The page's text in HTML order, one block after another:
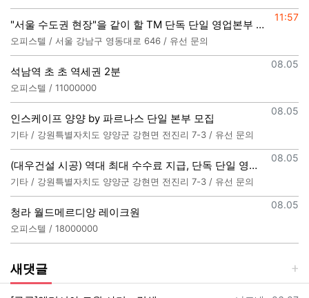
등록일
11:57
"서울 수도권 현장"을 같이 할 TM 단독 단일 영업본부 팀 선착순 모집
오피스텔 / 서울 강남구 영동대로 646 / 유선 문의
등록일
08.05
석남역 초 초 역세권 2분
오피스텔 / 11000000
등록일
08.05
인스케이프 양양 by 파르나스 단일 본부 모집
기타 / 강원특별자치도 양양군 강현면 전진리 7-3 / 유선 문의
등록일
08.05
(대우건설 시공) 역대 최대 수수료 지급, 단독 단일 영업본부 선착순 모집 (팀,팀원 개별문의 가능)
기타 / 강원특별자치도 양양군 강현면 전진리 7-3 / 유선 문의
등록일
08.05
청라 월드메르디앙 레이크원
오피스텔 / 18000000
새댓글